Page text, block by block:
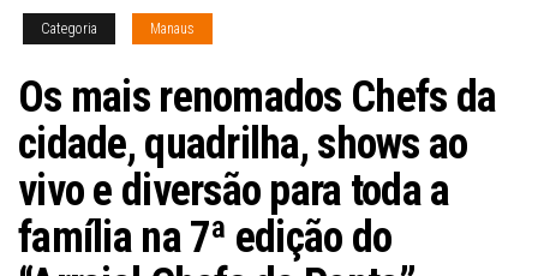
Categoria Manaus
Os mais renomados Chefs da
cidade, quadrilha, shows ao
vivo e diversão para toda a
família na 7ª edição do